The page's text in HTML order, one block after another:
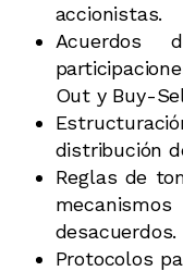
accionistas.
Out y Buy-
distribución
Reglas de
desacuerdos.
Protocolos